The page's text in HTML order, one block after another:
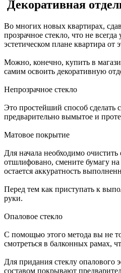
Декоративная
Во многих новых квартирах,
прозрачное стекло, что не
эстетическом плане квартира от
Можно, конечно, купить в
самим освоить декоративную
Непрозрачное стекло
Это простейший способ сделать
предварительно вымытое и
Матовое покрытие
Для начала необходимо
отшлифовано, смените бумагу
остается аккуратность
Перед тем как приступать к
руки.
Опаловое стекло
С помощью этого метода вы не
смотреться в балконных рамах,
Для придания стеклу опалового
составом покрывают